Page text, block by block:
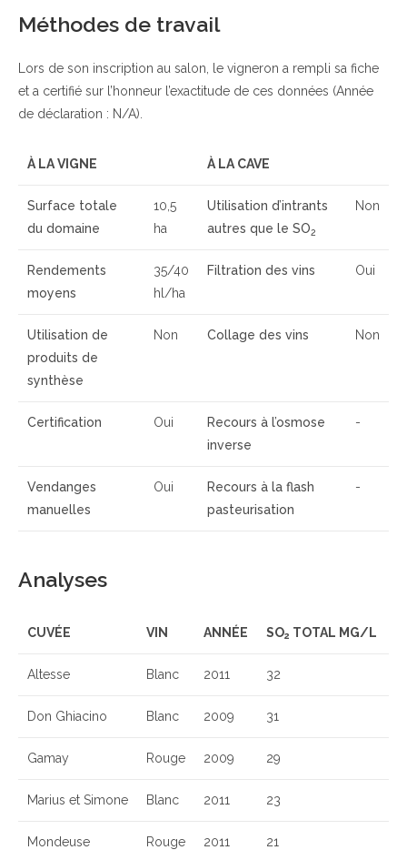
Méthodes de travail
Lors de son inscription au salon, le vigneron a rempli sa fiche
et a certifié sur l’honneur l’exactitude de ces données (Année
de déclaration : N/A).
À LA VIGNE À LA CAVE
Surface totale
du domaine
10,5
ha
Utilisation d’intrants
autres que le SO2
Non
Rendements
moyens
35/40
hl/ha
Filtration des vins Oui
Utilisation de
produits de
synthèse
Non Collage des vins Non
Certification Oui
Recours à l’osmose
inverse
-
Vendanges
manuelles
Oui
Recours à la flash
pasteurisation
-
Analyses
CUVÉE VIN ANNÉE SO2 TOTAL MG/L
Altesse Blanc 2011 32
Don Ghiacino Blanc 2009 31
Gamay Rouge 2009 29
Marius et Simone Blanc 2011 23
Mondeuse Rouge 2011 21